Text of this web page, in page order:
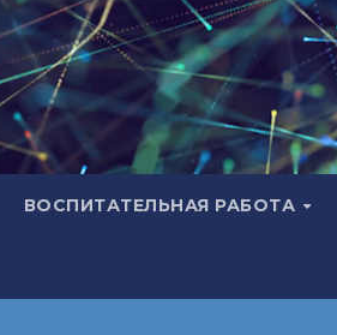
ВОСПИТАТЕЛЬНАЯ РАБОТА